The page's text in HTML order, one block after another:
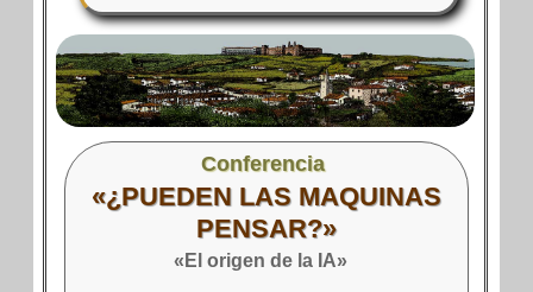
Conferencia
«¿PUEDEN LAS MAQUINAS
PENSAR?»
«El origen de la IA»